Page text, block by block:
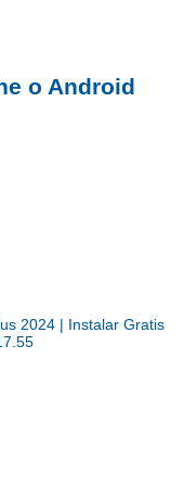
o Android
2024 | Instalar Gratis